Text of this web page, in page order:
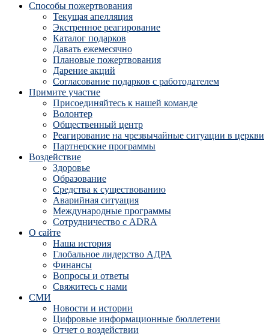
Способы пожертвования
Текущая апелляция
Экстренное реагирование
Каталог подарков
Давать ежемесячно
Плановые пожертвования
Дарение акций
Согласование подарков с работодателем
Примите участие
Присоединяйтесь к нашей команде
Волонтер
Общественный центр
Реагирование на чрезвычайные ситуации в церкви
Партнерские программы
Воздействие
Здоровье
Образование
Средства к существованию
Аварийная ситуация
Международные программы
Сотрудничество с ADRA
О сайте
Наша история
Глобальное лидерство АДРА
Финансы
Вопросы и ответы
Свяжитесь с нами
СМИ
Новости и истории
Цифровые информационные бюллетени
Отчет о воздействии